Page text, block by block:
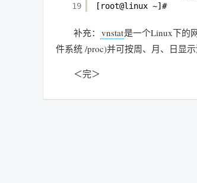
19
[root@linux ~]#
补充： vnstat是一个Linux下的
件系统 /proc)并可按周、月、日显
＜完＞